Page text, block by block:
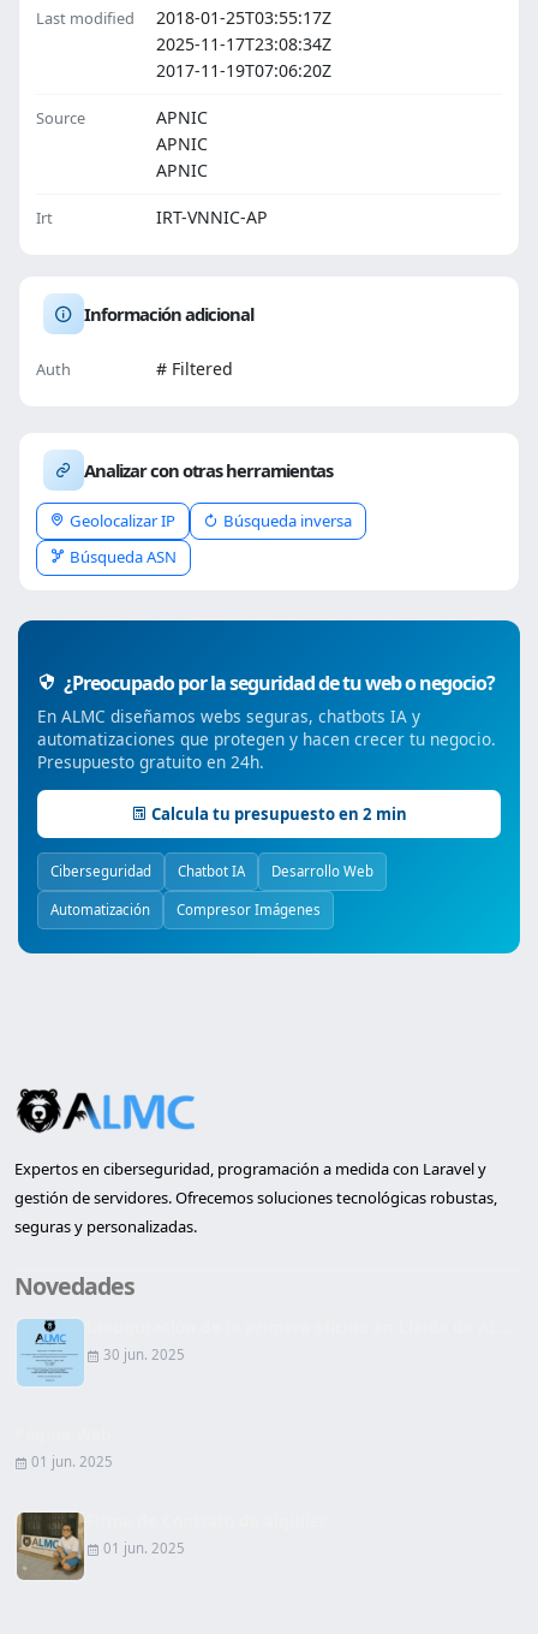
Last modified
2018-01-25T03:55:17Z
2025-11-17T23:08:34Z
2017-11-19T07:06:20Z
Source
APNIC
APNIC
APNIC
Irt IRT-VNNIC-AP
Información adicional
Auth # Filtered
Analizar con otras herramientas
Geolocalizar IP
Búsqueda inversa
Búsqueda ASN
¿Preocupado por la seguridad de tu web o negocio?
En ALMC diseñamos webs seguras, chatbots IA y
automatizaciones que protegen y hacen crecer tu negocio.
Presupuesto gratuito en 24h.
Calcula tu presupuesto en 2 min
Ciberseguridad Chatbot IA Desarrollo Web
Automatización Compresor Imágenes
Expertos en ciberseguridad, programación a medida con Laravel y
gestión de servidores. Ofrecemos soluciones tecnológicas robustas,
seguras y personalizadas.
Novedades
30 jun. 2025
01 jun. 2025
01 jun. 2025